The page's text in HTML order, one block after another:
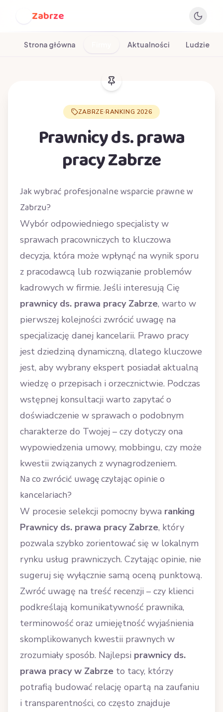
Zabrze
Strona główna Aktualności Ludzie
ZABRZE·RANKING 2026
Prawnicy ds. prawa
pracy Zabrze
Jak wybrać profesjonalne wsparcie prawne w
Zabrzu?
Wybór odpowiedniego specjalisty w
sprawach pracowniczych to kluczowa
decyzja, która może wpłynąć na wynik sporu
z pracodawcą lub rozwiązanie problemów
kadrowych w firmie. Jeśli interesują Cię
prawnicy ds. prawa pracy Zabrze, warto w
pierwszej kolejności zwrócić uwagę na
specjalizację danej kancelarii. Prawo pracy
jest dziedziną dynamiczną, dlatego kluczowe
jest, aby wybrany ekspert posiadał aktualną
wiedzę o przepisach i orzecznictwie. Podczas
wstępnej konsultacji warto zapytać o
doświadczenie w sprawach o podobnym
charakterze do Twojej – czy dotyczy ona
wypowiedzenia umowy, mobbingu, czy może
kwestii związanych z wynagrodzeniem.
Na co zwrócić uwagę czytając opinie o
kancelariach?
W procesie selekcji pomocny bywa ranking
Prawnicy ds. prawa pracy Zabrze, który
pozwala szybko zorientować się w lokalnym
rynku usług prawniczych. Czytając opinie, nie
sugeruj się wyłącznie samą oceną punktową.
Zwróć uwagę na treść recenzji – czy klienci
podkreślają komunikatywność prawnika,
terminowość oraz umiejętność wyjaśnienia
skomplikowanych kwestii prawnych w
zrozumiały sposób. Najlepsi prawnicy ds.
prawa pracy w Zabrze to tacy, którzy
potrafią budować relację opartą na zaufaniu
i transparentności, co często znajduje